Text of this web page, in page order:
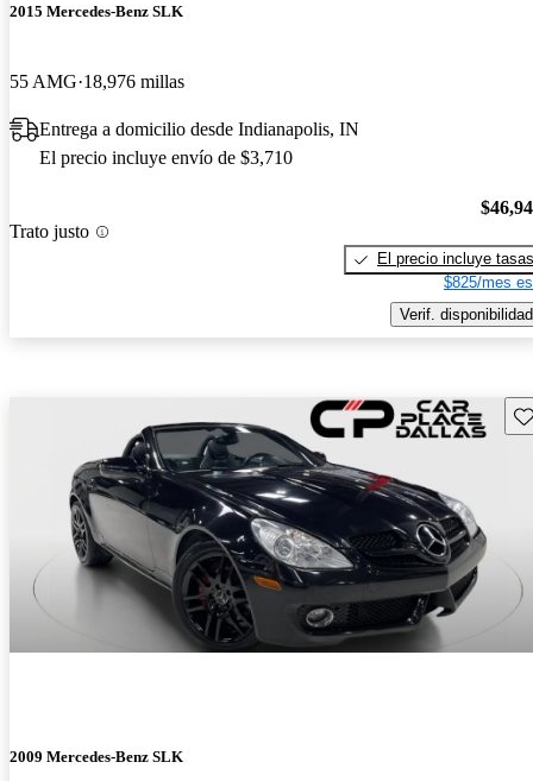
2015 Mercedes-Benz SLK
55 AMG 18,976 millas
Entrega a domicilio desde Indianapolis, IN
El precio incluye envío de $3,710
Trato justo
El precio incluye tasas
$825/mes
Verif. disponibilidad
2009 Mercedes-Benz SLK